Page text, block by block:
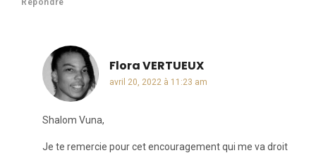
Flora VERTUEUXdit :
avril 20, 2022 à 11:23 am
Shalom Vuna,
Je te remercie pour cet encouragement qui me va droit